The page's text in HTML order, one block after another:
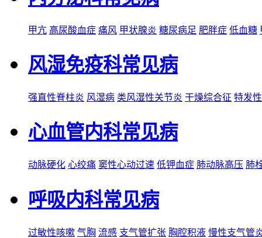
甲亢 高尿酸血症 痛风 甲状腺炎 糖尿病足 肥胖症 低血糖
风湿免疫科常见病
强直性脊柱炎 风湿病 类风湿性关节炎 干燥综合征 特发
心血管内科常见病
动脉硬化 心绞痛 窦性心动过速 低钾血症 肺动脉高压 肺
呼吸内科常见病
过敏性咳嗽 气胸 流感 支气管扩张 胸腔积液 慢性支气管